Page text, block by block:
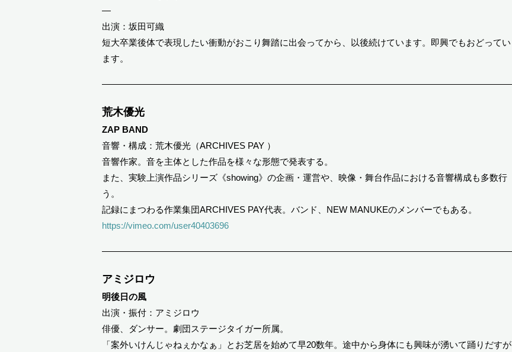
—
出演：坂田可織
短大卒業後体で表現したい衝動がおこり舞踏に出会ってから、以後続けています。即興でもおどってい
ます。
荒木優光
ZAP BAND
音響・構成：荒木優光（ARCHIVES PAY ）
音響作家。音を主体とした作品を様々な形態で発表する。
また、実験上演作品シリーズ《showing》の企画・運営や、映像・舞台作品における音響構成も多数行
う。
記録にまつわる作業集団ARCHIVES PAY代表。バンド、NEW MANUKEのメンバーでもある。
https://vimeo.com/user40403696
アミジロウ
明後日の風
出演・振付：アミジロウ
俳優、ダンサー。劇団ステージタイガー所属。
「案外いけんじゃねぇかなぁ」とお芝居を始めて早20数年。途中から身体にも興味が湧いて踊りだすが